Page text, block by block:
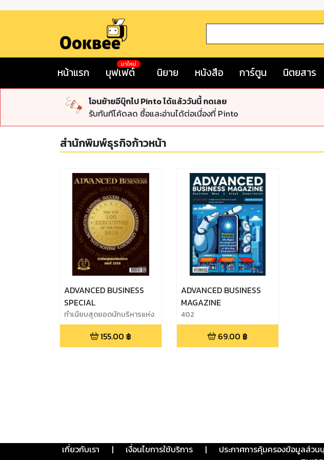
หน้าแรก บุฟเฟต์
มาใหม่
นิยาย หนังสือ การ์ตูน นิตยสาร
โอนย้ายอีบุ๊กไป Pinto ได้แล้ววันนี้ กดเลย
รับทันทีโค้ดลด ซื้อและอ่านได้ต่อเนื่องที่ Pinto
สำนักพิมพ์ธุรกิจก้าวหน้า
ADVANCED BUSINESS
SPECIAL
ทำเนียบสุดยอดนักบริหารแห่ง
ปี 2558
155.00 ฿
ADVANCED BUSINESS
MAGAZINE
402
69.00 ฿
เกี่ยวกับเรา | เงื่อนไขการใช้บริการ | ประกาศการคุ้มครองข้อมูลส่วน